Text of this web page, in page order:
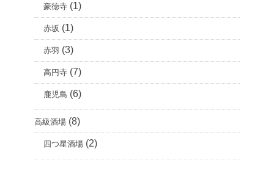
豪徳寺 (1)
赤坂 (1)
赤羽 (3)
高円寺 (7)
鹿児島 (6)
高級酒場 (8)
四つ星酒場 (2)